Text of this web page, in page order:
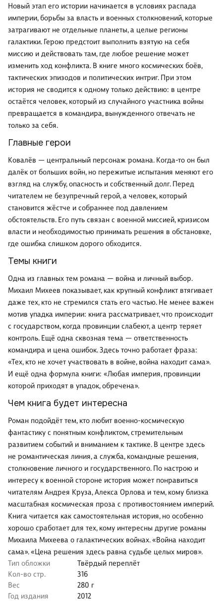
Новый этап его истории начинается в условиях распада
империи, борьбы за власть и военных столкновений, которые
затрагивают не отдельные планеты, а целые регионы
галактики. Герою предстоит выполнить взятую на себя
миссию и действовать там, где любое решение может
изменить ход конфликта. В книге много космических боёв,
тактических эпизодов и политических интриг. При этом
история не сводится к одному только действию: в центре
остаётся человек, который из случайного участника войны
превращается в командира, вынужденного отвечать не
только за себя.
Главные герои
Ковалёв — центральный персонаж романа. Когда-то он был
далёк от больших войн, но пережитые испытания меняют его
взгляд на службу, опасность и собственный долг. Перед
читателем не безупречный герой, а человек, который
становится жёстче и собраннее под давлением
обстоятельств. Его путь связан с военной миссией, кризисом
власти и необходимостью принимать решения в обстановке,
где ошибка слишком дорого обходится.
Темы книги
Одна из главных тем романа — война и личный выбор.
Михаил Михеев показывает, как крупный конфликт втягивает
даже тех, кто не стремился стать его частью. Не менее важен
мотив упадка империи: книга рассматривает, что происходит
с государством, когда провинции слабеют, а центр теряет
контроль. Ещё одна сквозная тема — ответственность
командира и цена ошибок. Здесь точно работает фраза:
«Тех, кто не хочет участвовать в войне, война находит сама».
И ещё одна формула книги: «Любая империя, провинции
которой приходят в упадок, обречена».
Чем книга будет интересна
Роман подойдёт тем, кто любит военно-космическую
фантастику с понятным конфликтом, стремительным
развитием событий и вниманием к тактике. В центре здесь
не романтическая линия, а служба, командные решения,
столкновение личного и государственного. По настрою и
интересу к военной стороне история может понравиться
читателям Андрея Круза, Алекса Орлова и тем, кому близка
масштабная космическая проза с противостоянием империй.
Книга читается как самостоятельная история, но особенно
хорошо сработает для тех, кому интересны другие романы
Михаила Михеева о галактических войнах. «Война находит
сама». «Цена решения здесь равна судьбе целых миров».
Тип обложки
Твёрдый переплёт
Кол-во стр.
316
Вес
280 г
Год издания
2012